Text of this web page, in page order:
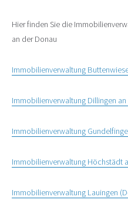
Hier finden Sie die
an der Donau
Immobilienverwaltung
Immobilienverwaltung Dillingen
Immobilienverwaltung
Immobilienverwaltung Höchstädt
Immobilienverwaltung Lauingen